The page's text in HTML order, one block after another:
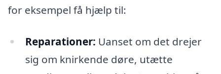
for eksempel få hjælp til:
Reparationer: Uanset om det drejer
sig om knirkende døre, utætte